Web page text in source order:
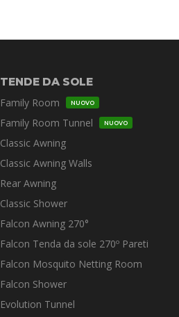
TENDE DA SOLE
Family Room
NUOVO
Family Room Tunnel NUOVO
Classic Awning
Classic Awning Walls
Rear Awning
Classic Shower
Falcon Awning 270°
Falcon Tenda da sole 270º Pareti
Falcon Mosquito Netting Room
Falcon Shower
Evolution Tunnel